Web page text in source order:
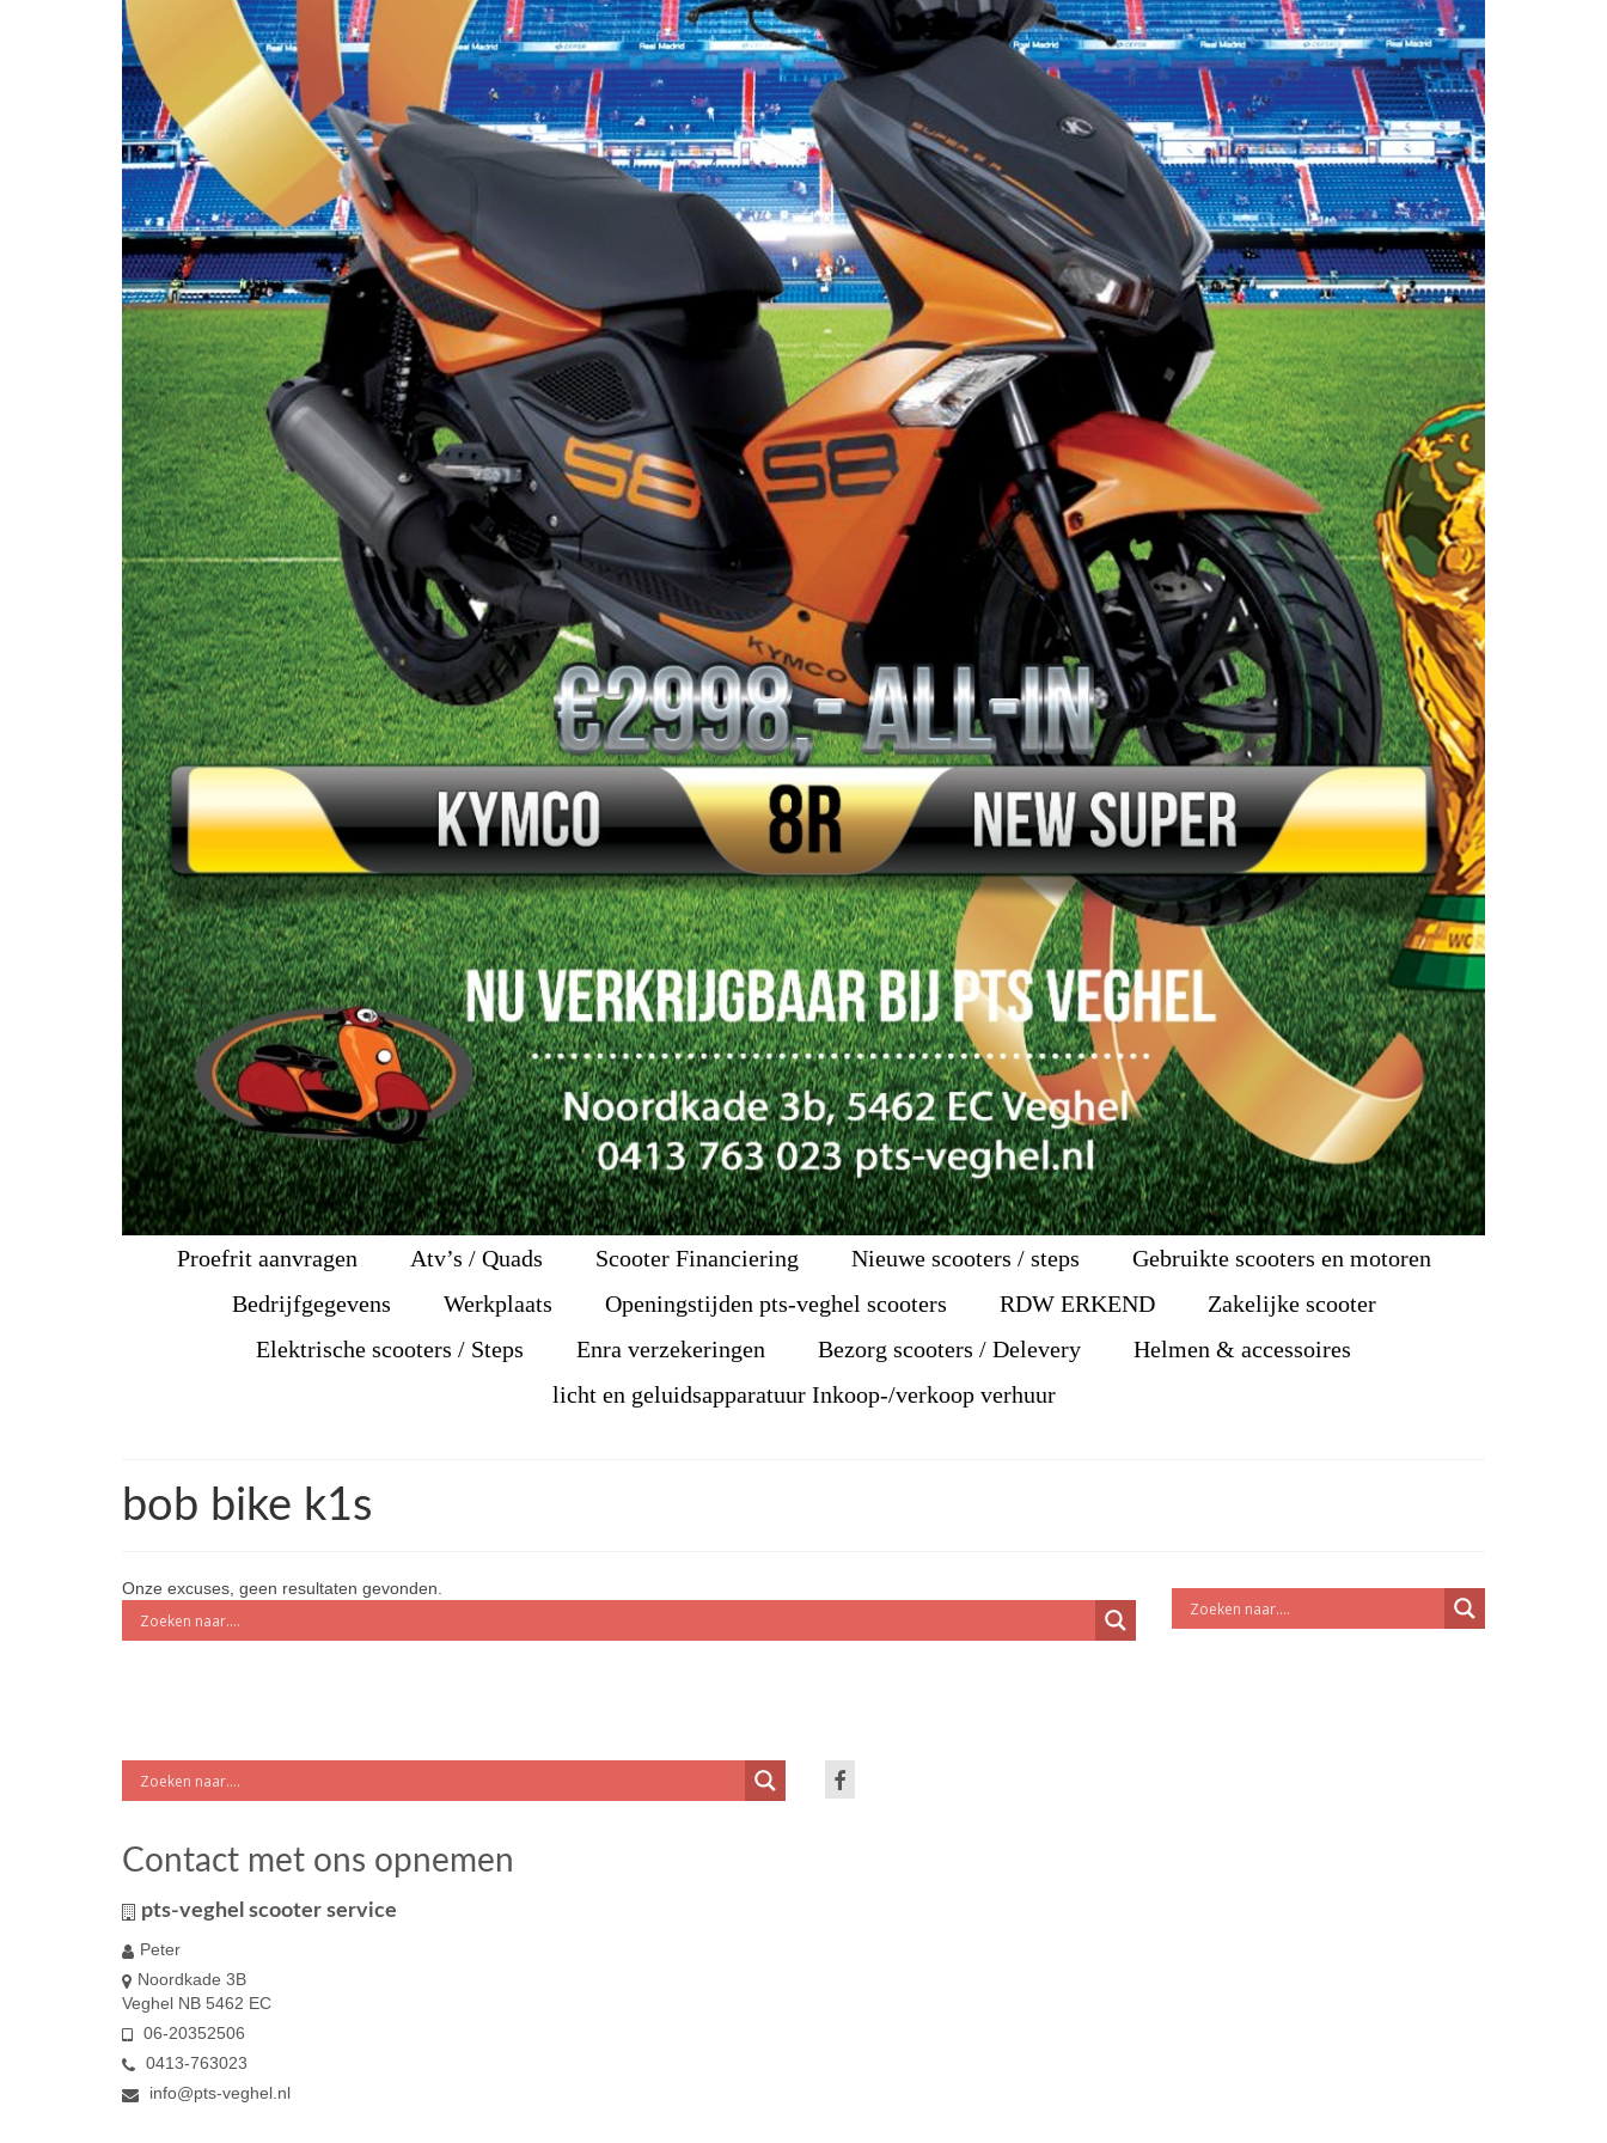
Proefrit aanvragen Atv’s / Quads Scooter Financiering Nieuwe scooters / steps
Gebruikte scooters en motoren
Bedrijfgegevens
Werkplaats Openingstijden pts-veghel scooters RDW ERKEND
Zakelijke scooter
Elektrische scooters / Steps
Enra verzekeringen Bezorg scooters / Delevery
Helmen & accessoires
licht en geluidsapparatuur Inkoop-/verkoop verhuur
bob bike k1s
Onze excuses, geen resultaten gevonden.
Contact met ons opnemen
pts-veghel scooter service
Peter
Noordkade 3B
Veghel NB 5462 EC
06-20352506
0413-763023
info@pts-veghel.nl